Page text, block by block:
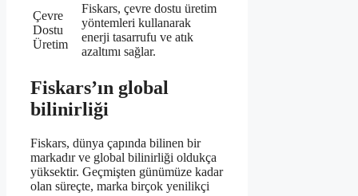
Çevre
Dostu
Üretim
Fiskars, çevre dostu üretim
yöntemleri kullanarak
enerji tasarrufu ve atık
azaltımı sağlar.
Fiskars’ın global
bilinirliği
Fiskars, dünya çapında bilinen bir
markadır ve global bilinirliği oldukça
yüksektir. Geçmişten günümüze kadar
olan süreçte, marka birçok yenilikçi